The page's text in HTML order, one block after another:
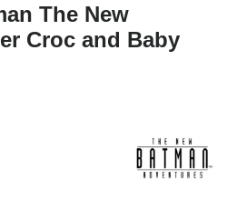
The New
Croc and Baby